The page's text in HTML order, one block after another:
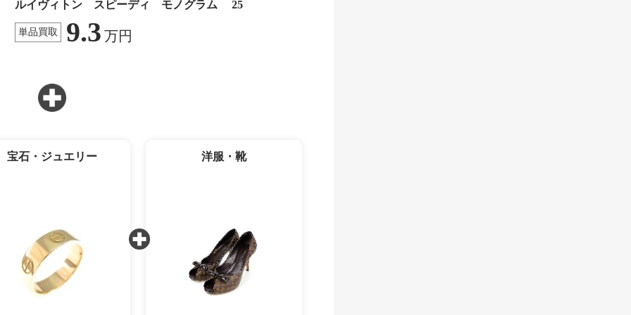
ルイヴィトン スピーディ モノグラム 25
単品買取 9.3 万円
宝石・ジュエリー 洋服・靴